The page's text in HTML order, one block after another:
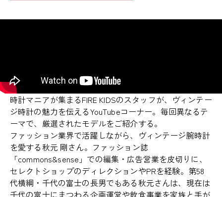
時計マニアが集まるFIRE KIDSのスタッフが、ヴィンテー
ジ時計の魅力を伝えるYouTubeコーナー。毎回異なるテ
ーマで、厳選されたモデルをご紹介する。
ファッション業界で活躍しながら、ヴィンテージ腕時計
を愛する秋元 剛さん。ファッション誌
「commons&sense」での編集・広告営業を皮切りに、
セレクトショップのディレクションやPRを経験。第58
代横綱・千代の富士の長男でもある秋元さんは、現在は